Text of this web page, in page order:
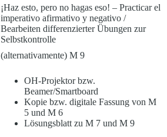
¡Haz esto, pero no hagas eso! – Practicar el
imperativo afirmativo y negativo /
Bearbeiten differenzierter Übungen zur
Selbstkontrolle
(alternativamente) M 9
OH-Projektor bzw.
Beamer/Smartboard
Kopie bzw. digitale Fassung von M
5 und M 6
Lösungsblatt zu M 7 und M 9